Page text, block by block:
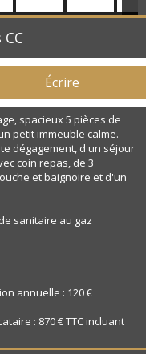
Écrire
spacieux 5 pièces de
petit immeuble calme.
dégagement, d'un séjour
coin repas, de 3
et baignoire et d'un
sanitaire au gaz
annuelle : 120 €
: 870 € TTC incluant